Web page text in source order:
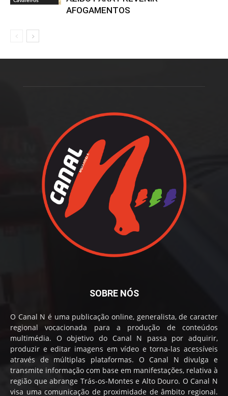
AFOGAMENTOS
SOBRE NÓS
O Canal N é uma publicação online, generalista, de caracter
regional vocacionada para a produção de conteúdos
multimédia. O objetivo do Canal N passa por adquirir,
produzir e editar imagens em vídeo e torna-las acessíveis
através de múltiplas plataformas. O Canal N divulga e
transmite informação com base em manifestações, relativa à
região que abrange Trás-os-Montes e Alto Douro. O Canal N
visa uma comunicação de proximidade de âmbito regional.